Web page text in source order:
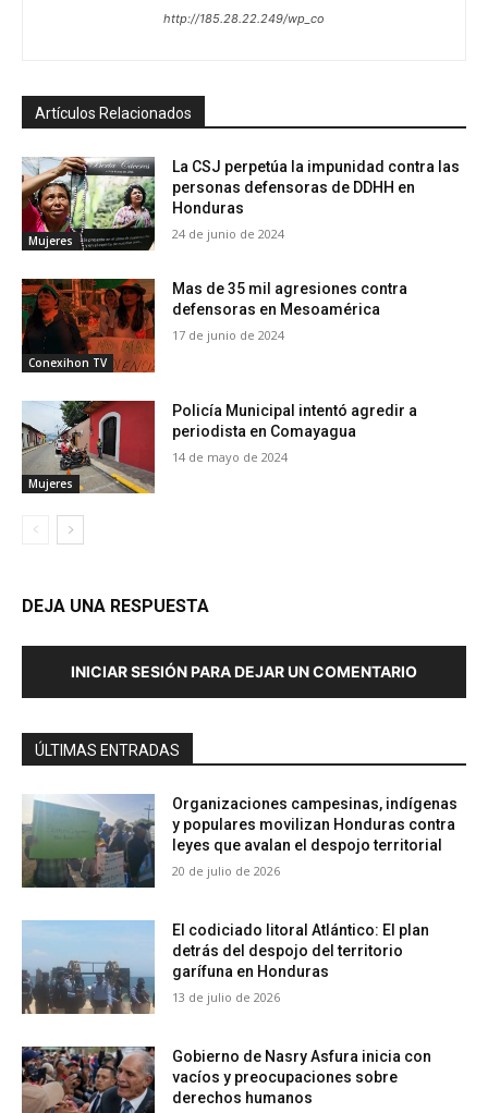
http://185.28.22.249/wp_co
Artículos Relacionados
Mujeres
La CSJ perpetúa la impunidad contra las
personas defensoras de DDHH en
Honduras
24 de junio de 2024
Conexihon TV
Mas de 35 mil agresiones contra
defensoras en Mesoamérica
17 de junio de 2024
Mujeres
Policía Municipal intentó agredir a
periodista en Comayagua
14 de mayo de 2024
DEJA UNA RESPUESTA
INICIAR SESIÓN PARA DEJAR UN COMENTARIO
ÚLTIMAS ENTRADAS
Organizaciones campesinas, indígenas
y populares movilizan Honduras contra
leyes que avalan el despojo territorial
20 de julio de 2026
El codiciado litoral Atlántico: El plan
detrás del despojo del territorio
garífuna en Honduras
13 de julio de 2026
Gobierno de Nasry Asfura inicia con
vacíos y preocupaciones sobre
derechos humanos